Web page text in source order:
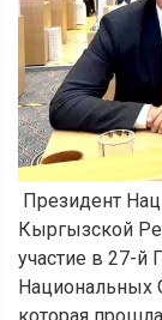
Президент
Кыргызской
участие в 27-й
Национальных
которая